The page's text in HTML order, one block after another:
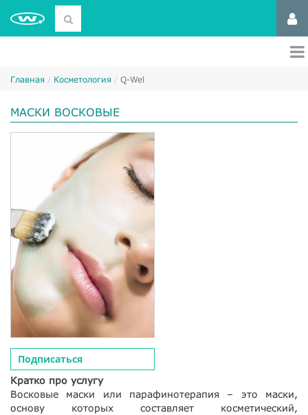
Главная Косметология Q-Wel
МАСКИ ВОСКОВЫЕ
Подписаться
Кратко про услугу
Восковые маски или парафинотерапия – это маски,
основу которых составляет косметический,